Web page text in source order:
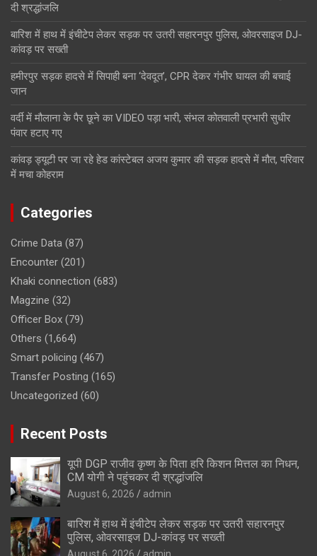
दी श्रद्धांजलि
बारिश में हाथ में इंचीटेप लेकर सड़क पर उतरी सहारनपुर पुलिस, ओवरसाइज DJ-
कांवड़ पर सख्ती
हमीरपुर सड़क हादसे में सिपाही बना ‘देवदूत’, CPR देकर गंभीर घायल की बचाई
जान
वर्दी में मौलाना के पैर छूने का VIDEO पड़ा भारी, संभल कोतवाली प्रभारी सुधीर
पंवार हटाए गए
कांवड़ ड्यूटी पर जा रहे हेड कांस्टेबल अजय कुमार की सड़क हादसे में मौत, परिवार
में मचा कोहराम
Categories
Crime Data (87)
Encounter (201)
Khaki connection (683)
Magzine (32)
Officer Box (79)
Others (1,664)
Smart policing (467)
Transfer Posting (165)
Uncategorized (60)
Recent Posts
यूपी DGP राजीव कृष्ण के पिता हरि किशन मित्तल का निधन,
CM योगी ने पहुंचकर दी श्रद्धांजलि
August 6, 2026 admin
बारिश में हाथ में इंचीटेप लेकर सड़क पर उतरी सहारनपुर
पुलिस, ओवरसाइज DJ-कांवड़ पर सख्ती